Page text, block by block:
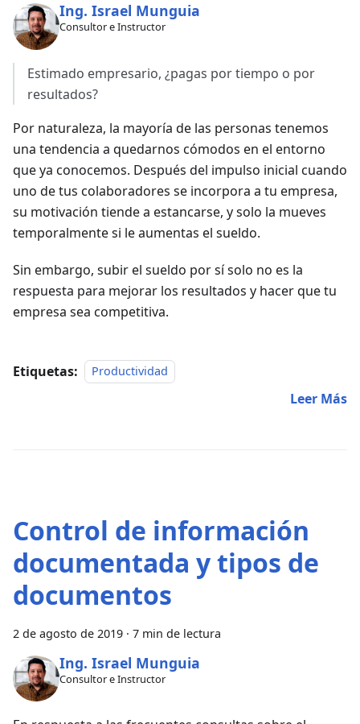
Ing. Israel Munguia
Consultor e Instructor
Estimado empresario, ¿pagas por tiempo o por
resultados?
Por naturaleza, la mayoría de las personas tenemos
una tendencia a quedarnos cómodos en el entorno
que ya conocemos. Después del impulso inicial cuando
uno de tus colaboradores se incorpora a tu empresa,
su motivación tiende a estancarse, y solo la mueves
temporalmente si le aumentas el sueldo.
Sin embargo, subir el sueldo por sí solo no es la
respuesta para mejorar los resultados y hacer que tu
empresa sea competitiva.
Etiquetas: Productividad
Leer Más
Control de información
documentada y tipos de
documentos
2 de agosto de 2019 · 7 min de lectura
Ing. Israel Munguia
Consultor e Instructor